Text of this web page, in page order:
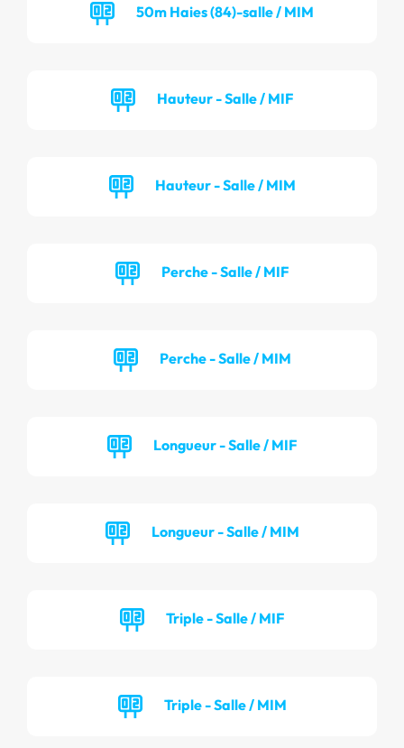
50m Haies (84)-salle / MIM
Hauteur - Salle / MIF
Hauteur - Salle / MIM
Perche - Salle / MIF
Perche - Salle / MIM
Longueur - Salle / MIF
Longueur - Salle / MIM
Triple - Salle / MIF
Triple - Salle / MIM